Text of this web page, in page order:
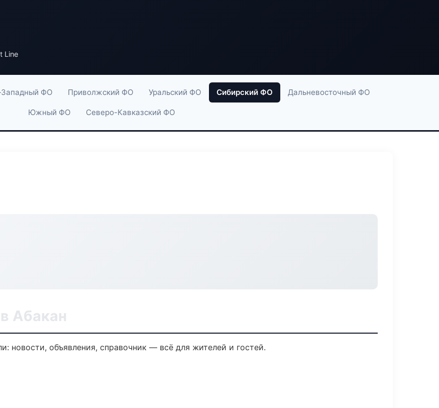
Line
ФО Приволжский ФО Уральский ФО Сибирский ФО Дальневосточный ФО
Южный ФО Северо-Кавказский ФО
Абакан
новости, объявления, справочник — всё для жителей и гостей.